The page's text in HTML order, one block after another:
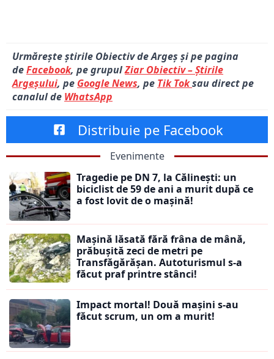
Urmărește știrile Obiectiv de Argeș și pe pagina
deFacebook, pe grupulZiar Obiectiv – Știrile
Argeșului, pe Google News, pe Tik Toksau direct pe
canalul de WhatsApp
Distribuie pe Facebook
Evenimente
Tragedie pe DN 7, la Călinești: un
biciclist de 59 de ani a murit după ce
a fost lovit de o mașină!
Mașină lăsată fără frâna de mână,
prăbușită zeci de metri pe
Transfăgărășan. Autoturismul s-a
făcut praf printre stânci!
Impact mortal! Două mașini s-au
făcut scrum, un om a murit!